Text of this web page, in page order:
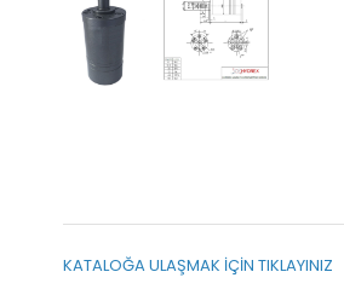
KATALOĞA ULAŞMAK İÇİN TIKLAYINIZ